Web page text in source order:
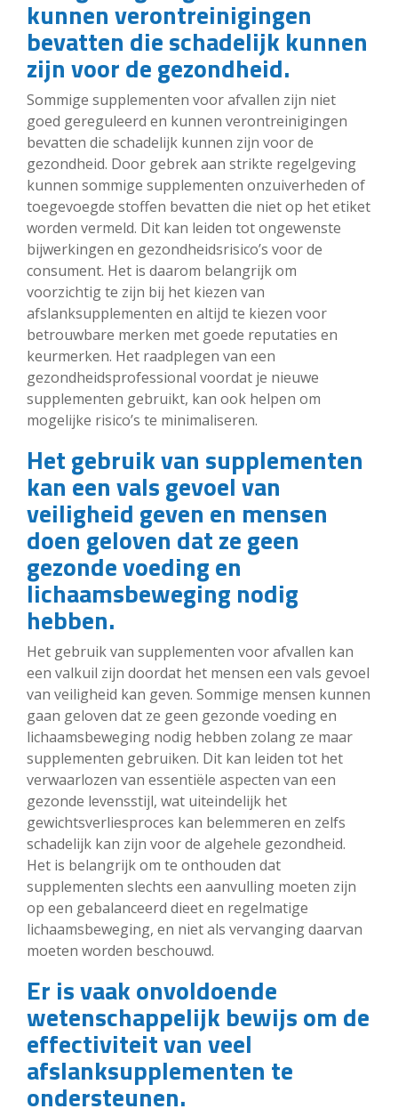
kunnen verontreinigingen
bevatten die schadelijk kunnen
zijn voor de gezondheid.
Sommige supplementen voor afvallen zijn niet
goed gereguleerd en kunnen verontreinigingen
bevatten die schadelijk kunnen zijn voor de
gezondheid. Door gebrek aan strikte regelgeving
kunnen sommige supplementen onzuiverheden of
toegevoegde stoffen bevatten die niet op het etiket
worden vermeld. Dit kan leiden tot ongewenste
bijwerkingen en gezondheidsrisico’s voor de
consument. Het is daarom belangrijk om
voorzichtig te zijn bij het kiezen van
afslanksupplementen en altijd te kiezen voor
betrouwbare merken met goede reputaties en
keurmerken. Het raadplegen van een
gezondheidsprofessional voordat je nieuwe
supplementen gebruikt, kan ook helpen om
mogelijke risico’s te minimaliseren.
Het gebruik van supplementen
kan een vals gevoel van
veiligheid geven en mensen
doen geloven dat ze geen
gezonde voeding en
lichaamsbeweging nodig
hebben.
Het gebruik van supplementen voor afvallen kan
een valkuil zijn doordat het mensen een vals gevoel
van veiligheid kan geven. Sommige mensen kunnen
gaan geloven dat ze geen gezonde voeding en
lichaamsbeweging nodig hebben zolang ze maar
supplementen gebruiken. Dit kan leiden tot het
verwaarlozen van essentiële aspecten van een
gezonde levensstijl, wat uiteindelijk het
gewichtsverliesproces kan belemmeren en zelfs
schadelijk kan zijn voor de algehele gezondheid.
Het is belangrijk om te onthouden dat
supplementen slechts een aanvulling moeten zijn
op een gebalanceerd dieet en regelmatige
lichaamsbeweging, en niet als vervanging daarvan
moeten worden beschouwd.
Er is vaak onvoldoende
wetenschappelijk bewijs om de
effectiviteit van veel
afslanksupplementen te
ondersteunen.